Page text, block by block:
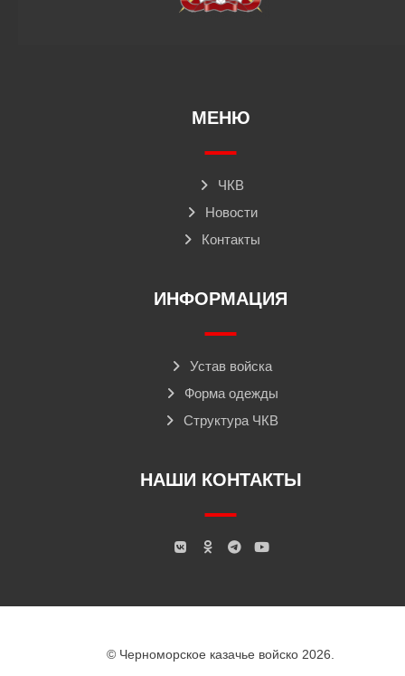
МЕНЮ
ЧКВ
Новости
Контакты
ИНФОРМАЦИЯ
Устав войска
Форма одежды
Структура ЧКВ
НАШИ КОНТАКТЫ
© Черноморское казачье войско 2026.